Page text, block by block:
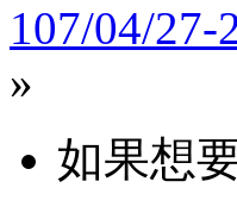
107/04/27-
»
如果想